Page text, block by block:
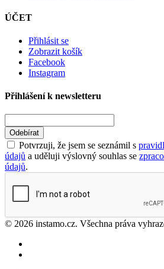
ÚČET
Přihlásit se
Zobrazit košík
Facebook
Instagram
Přihlášení k newsletteru
Odebírat
Potvrzuji, že jsem se seznámil s
údajů a uděluji výslovný souhlas se
údajů.
© 2026 instamo.cz. Všechna práva